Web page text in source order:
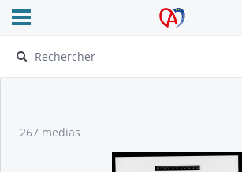
Archives Alsace - Colmar
Ouvrir le menu déroulant
267 medias